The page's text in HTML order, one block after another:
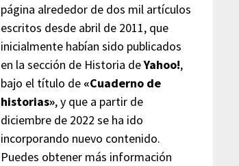
página alrededor de dos mil artículos
escritos desde abril de 2011, que
inicialmente habían sido publicados
en la sección de Historia deYahoo!,
bajo el título de «Cuaderno de
historias», y que a partir de
diciembre de 2022 se ha ido
incorporando nuevo contenido.
Puedes obtener más información